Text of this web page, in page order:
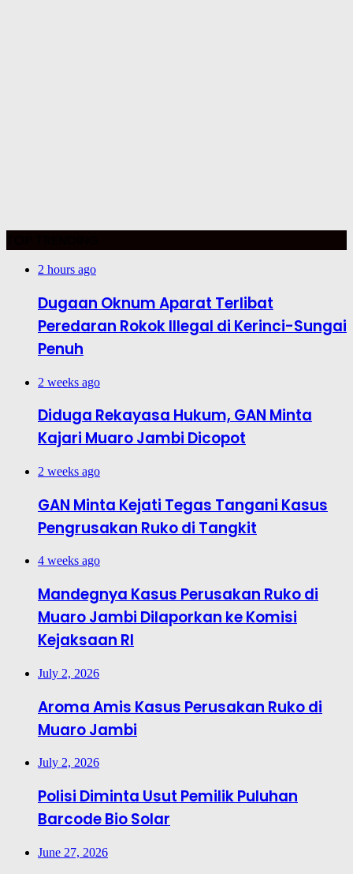
2 hours ago
Dugaan Oknum Aparat Terlibat
Peredaran Rokok Illegal di Kerinci-Sungai
Penuh
2 weeks ago
Diduga Rekayasa Hukum, GAN Minta
Kajari Muaro Jambi Dicopot
2 weeks ago
GAN Minta Kejati Tegas Tangani Kasus
Pengrusakan Ruko di Tangkit
4 weeks ago
Mandegnya Kasus Perusakan Ruko di
Muaro Jambi Dilaporkan ke Komisi
Kejaksaan RI
July 2, 2026
Aroma Amis Kasus Perusakan Ruko di
Muaro Jambi
July 2, 2026
Polisi Diminta Usut Pemilik Puluhan
Barcode Bio Solar
June 27, 2026